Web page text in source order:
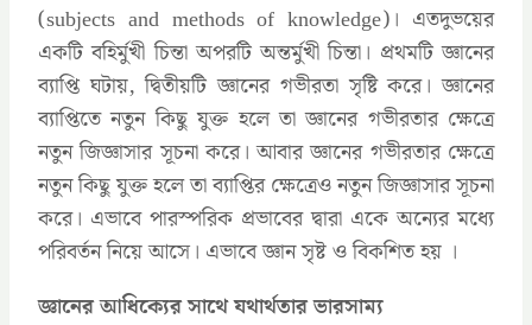
(subjects and methods of knowledge)। এতদুভয়ের
একটি বহির্মুখী চিন্তা অপরটি অন্তর্মুখী চিন্তা। প্রথমটি জ্ঞানের
ব্যাপ্তি ঘটায়, দ্বিতীয়টি জ্ঞানের গভীরতা সৃষ্টি করে। জ্ঞানের
ব্যাপ্তিতে নতুন কিছু যুক্ত হলে তা জ্ঞানের গভীরতার ক্ষেত্রে
নতুন জিজ্ঞাসার সূচনা করে। আবার জ্ঞানের গভীরতার ক্ষেত্রে
নতুন কিছু যুক্ত হলে তা ব্যাপ্তির ক্ষেত্রেও নতুন জিজ্ঞাসার সূচনা
করে। এভাবে পারস্পরিক প্রভাবের দ্বারা একে অন্যের মধ্যে
পরিবর্তন নিয়ে আসে। এভাবে জ্ঞান সৃষ্ট ও বিকশিত হয় ।
জ্ঞানের আধিক্যের সাথে যথার্থতার ভারসাম্য